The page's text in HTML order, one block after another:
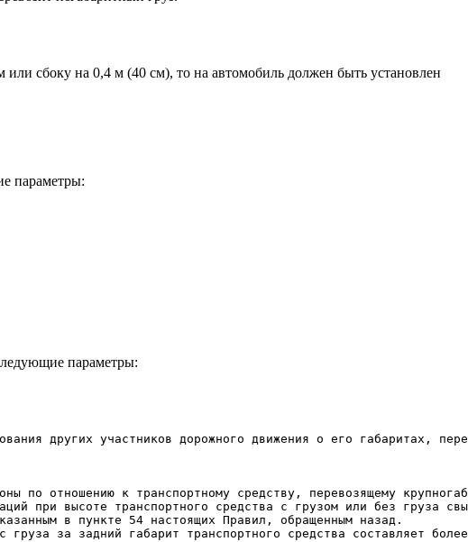
или сбоку на 0,4 м (40 см), то на автомобиль должен быть установлен
параметры:
параметры:
других участников дорожного движения о его габаритах,
по отношению к транспортному средству, перевозящему
при высоте транспортного средства с грузом или без груза
в пункте 54 настоящих Правил, обращенным назад.
за задний габарит транспортного средства составляет